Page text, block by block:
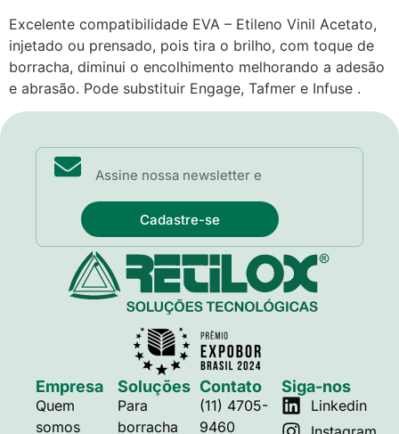
Excelente compatibilidade EVA – Etileno Vinil Acetato,
injetado ou prensado, pois tira o brilho, com toque de
borracha, diminui o encolhimento melhorando a adesão
e abrasão. Pode substituir Engage, Tafmer e Infuse .
Cadastre-se
Empresa
Quem
somos
Soluções
Para
borracha
Contato
(11) 4705-
9460
Siga-nos
Linkedin